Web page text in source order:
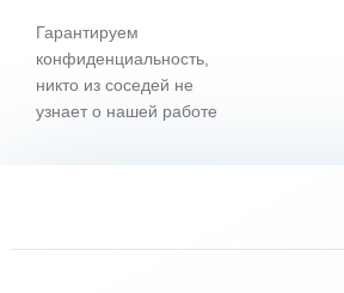
Гарантируем
конфиденциальность,
никто из соседей не
узнает о нашей работе